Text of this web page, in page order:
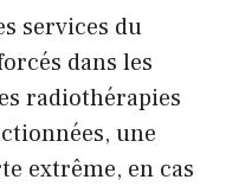
services du
dans les
radiothérapies
une
extrême, en cas